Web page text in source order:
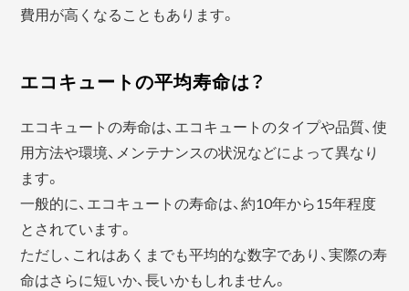
費用が高くなることもあります。
エコキュートの平均寿命は？
エコキュートの寿命は、エコキュートのタイプや品質、使
用方法や環境、メンテナンスの状況などによって異なり
ます。
一般的に、エコキュートの寿命は、約10年から15年程度
とされています。
ただし、これはあくまでも平均的な数字であり、実際の寿
命はさらに短いか、長いかもしれません。